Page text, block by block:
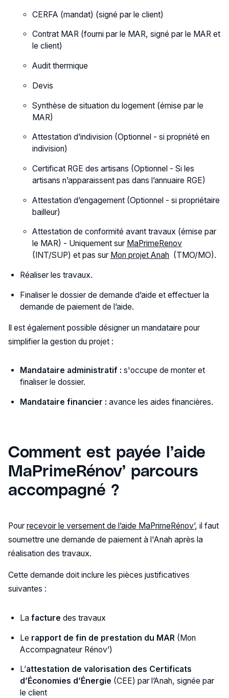
CERFA (mandat) (signé par le client)
Contrat MAR (fourni par le MAR, signé par le MAR et
le client)
Audit thermique
Devis
Synthèse de situation du logement (émise par le
MAR)
Attestation d’indivision (Optionnel - si propriété en
indivision)
Certificat RGE des artisans (Optionnel - Si les
artisans n’apparaissent pas dans l’annuaire RGE)
Attestation d’engagement (Optionnel - si propriétaire
bailleur)
Attestation de conformité avant travaux (émise par
le MAR) - Uniquement sur MaPrimeRenov
(INT/SUP) et pas sur Mon projet Anah (TMO/MO).
Réaliser les travaux.
Finaliser le dossier de demande d’aide et effectuer la
demande de paiement de l’aide.
Il est également possible désigner un mandataire pour
simplifier la gestion du projet :
Mandataire administratif : s'occupe de monter et
finaliser le dossier.
Mandataire financier : avance les aides financières.
Comment est payée l’aide
MaPrimeRénov’ parcours
accompagné ?
Pour recevoir le versement de l’aide MaPrimeRénov’, il faut
soumettre une demande de paiement à l'Anah après la
réalisation des travaux.
Cette demande doit inclure les pièces justificatives
suivantes :
Lafacture des travaux
Le rapport de fin de prestation du MAR (Mon
Accompagnateur Rénov’)
L’attestation de valorisation des Certificats
d’Économies d’Énergie (CEE) par l’Anah, signée par
le client